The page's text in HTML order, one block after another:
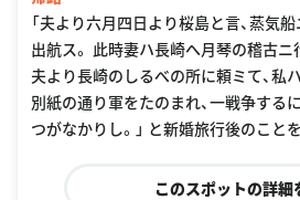
「夫より六月四日より桜島と言、蒸気
出航ス。 此時妻ハ長崎へ月琴の稽古ニ
夫より長崎のしるべの所に頼ミて、私
別紙の通り軍をたのまれ、一戦争する
つがなかりし。」 と新婚旅行後のこと
このスポットの詳細